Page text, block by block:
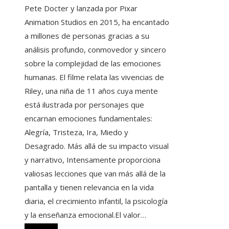
Pete Docter y lanzada por Pixar
Animation Studios en 2015, ha encantado
a millones de personas gracias a su
análisis profundo, conmovedor y sincero
sobre la complejidad de las emociones
humanas. El filme relata las vivencias de
Riley, una niña de 11 años cuya mente
está ilustrada por personajes que
encarnan emociones fundamentales:
Alegría, Tristeza, Ira, Miedo y
Desagrado. Más allá de su impacto visual
y narrativo, Intensamente proporciona
valiosas lecciones que van más allá de la
pantalla y tienen relevancia en la vida
diaria, el crecimiento infantil, la psicología
y la enseñanza emocional.El valor…